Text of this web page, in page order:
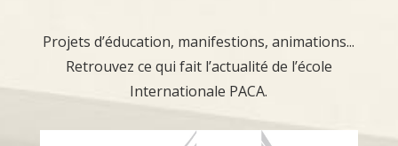
Projets d’éducation, manifestions, animations...
Retrouvez ce qui fait l’actualité de l’école
Internationale PACA.